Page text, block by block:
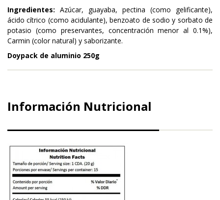
Ingredientes: Azúcar, guayaba, pectina (como gelificante),
ácido cítrico (como acidulante), benzoato de sodio y sorbato de
potasio (como preservantes, concentración menor al 0.1%),
Carmin (color natural) y saborizante.
Doypack de aluminio 250g
Información Nutricional